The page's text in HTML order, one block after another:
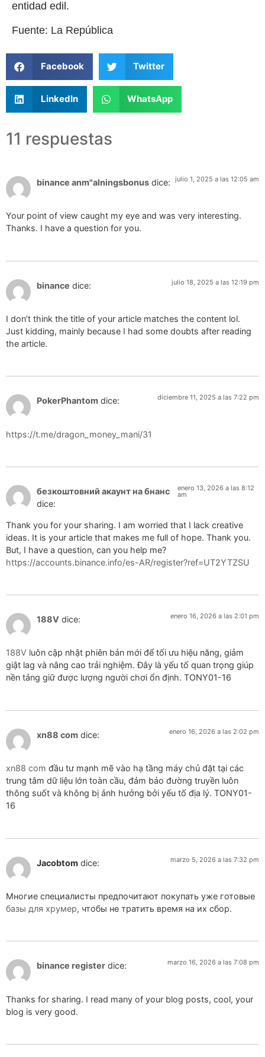
entidad edil.
Fuente: La República
Facebook Twitter
LinkedIn WhatsApp
11 respuestas
binance anm"alningsbonus dice: julio 1, 2025 a las 12:05 am
Your point of view caught my eye and was very interesting.
Thanks. I have a question for you.
binance dice: julio 18, 2025 a las 12:19 pm
I don’t think the title of your article matches the content lol.
Just kidding, mainly because I had some doubts after reading
the article.
PokerPhantom dice: diciembre 11, 2025 a las 7:22 pm
https://t.me/dragon_money_mani/31
безкоштовний акаунт на бнанс
dice:
enero 13, 2026 a las 8:12
am
Thank you for your sharing. I am worried that I lack creative
ideas. It is your article that makes me full of hope. Thank you.
But, I have a question, can you help me?
https://accounts.binance.info/es-AR/register?ref=UT2YTZSU
188V dice: enero 16, 2026 a las 2:01 pm
188V luôn cập nhật phiên bản mới để tối ưu hiệu năng, giảm
giật lag và nâng cao trải nghiệm. Đây là yếu tố quan trọng giúp
nền tảng giữ được lượng người chơi ổn định. TONY01-16
xn88 com dice: enero 16, 2026 a las 2:02 pm
xn88 com đầu tư mạnh mẽ vào hạ tầng máy chủ đặt tại các
trung tâm dữ liệu lớn toàn cầu, đảm bảo đường truyền luôn
thông suốt và không bị ảnh hưởng bởi yếu tố địa lý. TONY01-
16
Jacobtom dice: marzo 5, 2026 a las 7:32 pm
Многие специалисты предпочитают покупать уже готовые
базы для хрумер, чтобы не тратить время на их сбор.
binance register dice: marzo 16, 2026 a las 7:08 pm
Thanks for sharing. I read many of your blog posts, cool, your
blog is very good.